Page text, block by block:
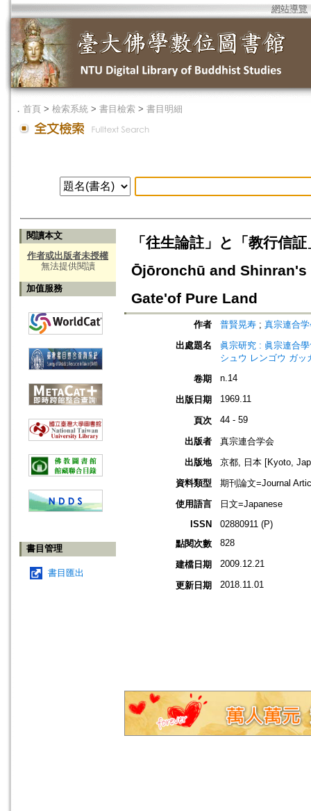
網站導覽
． 首頁 > 檢索系統 > 書目檢索 > 書目明細
閱讀本文
作者或出版者未授權
無法提供閱讀
加值服務
書目管理
書目匯出
「往生論註」と「教行信
Ōjōronchū and
Gate'of Pure Land
作者 普賢晃寿 ; 真宗連合
出處題名
眞宗研究 : 眞宗連合
シュウ レンゴウ ガッ
卷期
n.14
出版日期 1969.11
頁次 44 - 59
出版者
真宗連合学会
出版地
京都, 日本 [Kyoto,
資料類型
期刊論文=Journal
使用語言
日文=Japanese
ISSN
02880911 (P)
點閱次數
828
建檔日期 2009.12.21
更新日期 2018.11.01